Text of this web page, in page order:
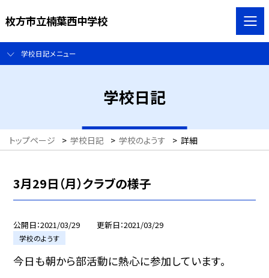
枚方市立楠葉西中学校
学校日記メニュー
学校日記
トップページ > 学校日記 > 学校のようす > 詳細
3月29日（月）クラブの様子
公開日 2021/03/29 更新日 2021/03/29
学校のようす
今日も朝から部活動に熱心に参加しています。